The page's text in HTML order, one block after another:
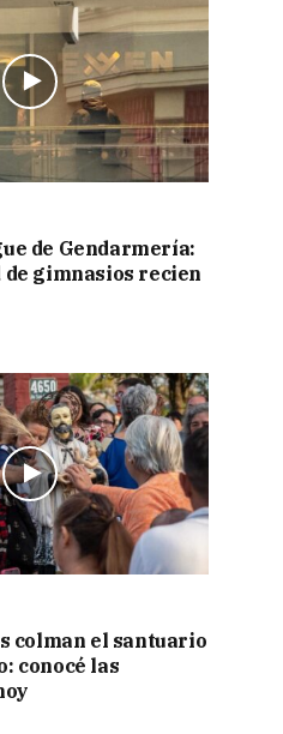
de Gendarmería:
gimnasios recien
colman el santuario
conocé las